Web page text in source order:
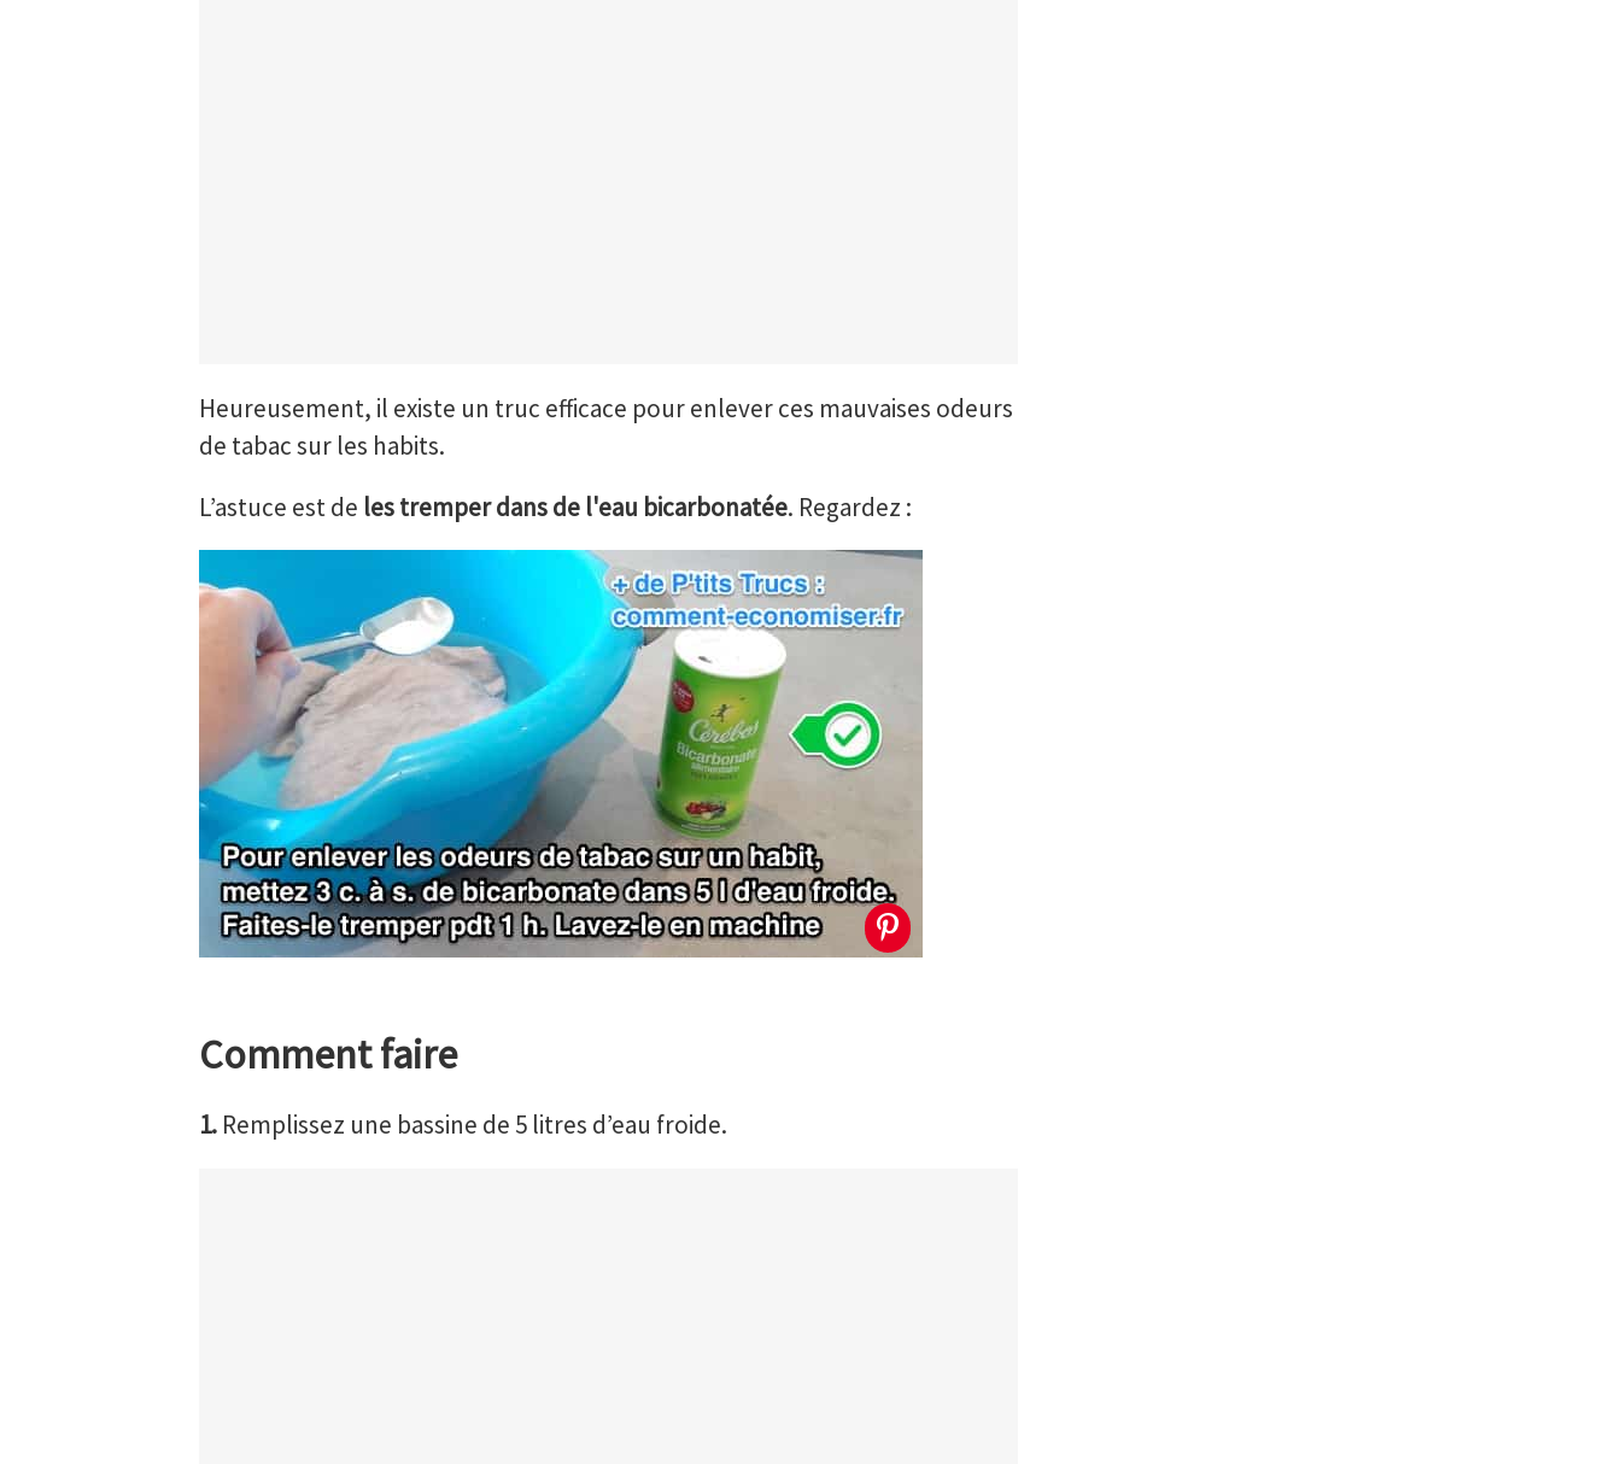
Heureusement, il existe un truc efficace pour enlever ces mauvaises odeurs
de tabac sur les habits.
L’astuce est de les tremper dans de l'eau bicarbonatée. Regardez :
Comment faire
1.Remplissez une bassine de 5 litres d’eau froide.